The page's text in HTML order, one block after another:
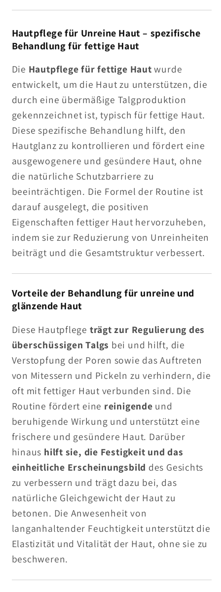
Hautpflege für Unreine Haut – spezifische
Behandlung für fettige Haut
Die Hautpflege für fettige Hautwurde
entwickelt, um die Haut zu unterstützen, die
durch eine übermäßige Talgproduktion
gekennzeichnet ist, typisch für fettige Haut.
Diese spezifische Behandlung hilft, den
Hautglanz zu kontrollieren und fördert eine
ausgewogenere und gesündere Haut, ohne
die natürliche Schutzbarriere zu
beeinträchtigen. Die Formel der Routine ist
darauf ausgelegt, die positiven
Eigenschaften fettiger Haut hervorzuheben,
indem sie zur Reduzierung von Unreinheiten
beiträgt und die Gesamtstruktur verbessert.
Vorteile der Behandlung für unreine und
glänzende Haut
Diese Hautpflege trägt zur Regulierung des
überschüssigen Talgs bei und hilft, die
Verstopfung der Poren sowie das Auftreten
von Mitessern und Pickeln zu verhindern, die
oft mit fettiger Haut verbunden sind. Die
Routine fördert eine reinigende und
beruhigende Wirkung und unterstützt eine
frischere und gesündere Haut. Darüber
hinaus hilft sie, die Festigkeit und das
einheitliche Erscheinungsbild des Gesichts
zu verbessern und trägt dazu bei, das
natürliche Gleichgewicht der Haut zu
betonen. Die Anwesenheit von
langanhaltender Feuchtigkeit unterstützt die
Elastizität und Vitalität der Haut, ohne sie zu
beschweren.